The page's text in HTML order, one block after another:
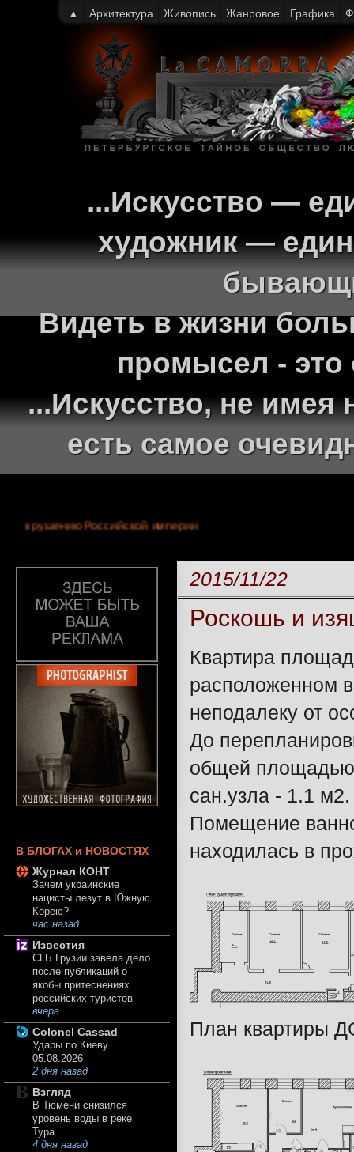
...Искусство —
художник —
Видеть в жизни
промысел - это
...Искусство, не
есть самое
и крушению Российской империи
2015/11/22
Роскошь и
Квартира
расположенном
неподалеку от
До
общей площадью
сан.узла - 1.1 м2.
Помещение
находилась в
План квартиры
В БЛОГАХ и НОВОСТЯХ
Журнал КОНТ
Зачем украинские
нацисты лезут в Южную
Корею?
час назад
Известия
СГБ Грузии завела дело
после публикаций о
якобы притеснениях
российских туристов
вчера
Colonel Cassad
Удары по Киеву.
05.08.2026
2 дня назад
Взгляд
В Тюмени снизился
уровень воды в реке
Тура
4 дня назад
▲ Архитектура Живопись Жанровое Графика